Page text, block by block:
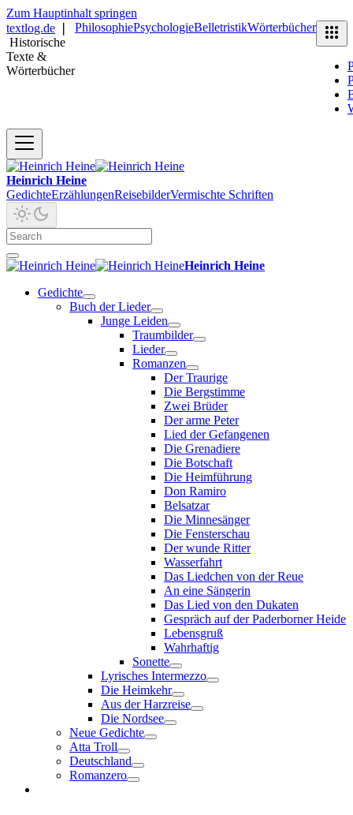
Zum Hauptinhalt springen
textlog.de
Historische
Texte &
Wörterbücher
PhilosophiePsychologieBelletristikWörterbücher
Heinrich Heine
GedichteErzählungenReisebilderVermischte Schriften
Heinrich Heine
Gedichte
Buch der Lieder
Junge Leiden
Traumbilder
Lieder
Romanzen
Der Traurige
Die Bergstimme
Zwei Brüder
Der arme Peter
Lied der Gefangenen
Die Grenadiere
Die Botschaft
Die Heimführung
Don Ramiro
Belsatzar
Die Minnesänger
Die Fensterschau
Der wunde Ritter
Wasserfahrt
Das Liedchen von der Reue
An eine Sängerin
Das Lied von den Dukaten
Gespräch auf der Paderborner Heide
Lebensgruß
Wahrhaftig
Sonette
Lyrisches Intermezzo
Die Heimkehr
Aus der Harzreise
Die Nordsee
Neue Gedichte
Atta Troll
Deutschland
Romanzero